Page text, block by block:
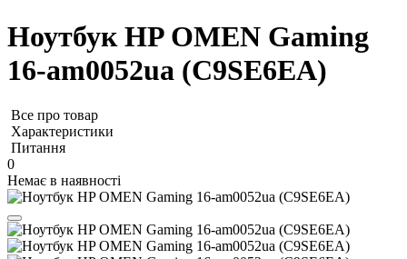
Ноутбук HP OMEN Gaming
16-am0052ua (C9SE6EA)
Все про товар
Характеристики
Питання
0
Немає в наявності